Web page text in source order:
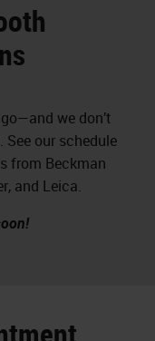
we don’t
our schedule
from Beckman
and Leica.